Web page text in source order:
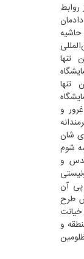
روابط
تنها
تنها
و
هنری شان
شوم
قدس و
آن
طرح
و